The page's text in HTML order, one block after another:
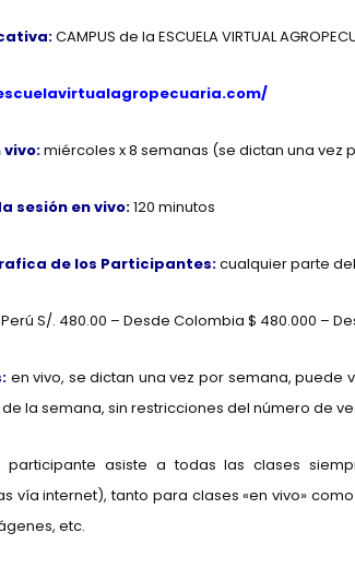
CAMPUS de la ESCUELA VIRTUAL
vivo:miércoles x 8 semanas (se dictan una vez
sesión en vivo:120 minutos
de los Participantes:cualquier parte
S/. 480.00 – Desde Colombia $ 480.000 –
en vivo, se dictan una vez por semana, puede
de la semana, sin restricciones del número
participante asiste a todas las clases
vía internet), tanto para clases «en vivo»
etc.